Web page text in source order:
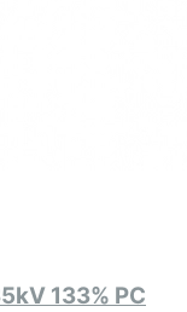
133% PC